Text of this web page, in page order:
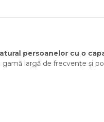
persoanelor cu o
gamă largă de frecvențe și